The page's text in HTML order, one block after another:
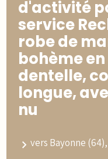
d'activité
service
robe de
bohème en
dentelle,
longue,
nu
vers Bayonne